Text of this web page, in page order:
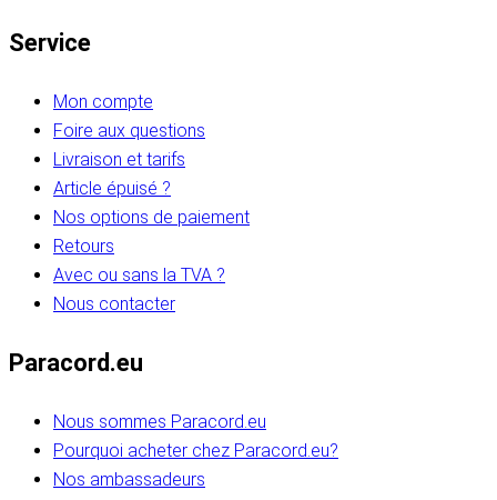
Service
Mon compte
Foire aux questions
Livraison et tarifs
Article épuisé ?
Nos options de paiement
Retours
Avec ou sans la TVA ?
Nous contacter
Paracord.eu
Nous sommes Paracord.eu
Pourquoi acheter chez Paracord.eu?
Nos ambassadeurs